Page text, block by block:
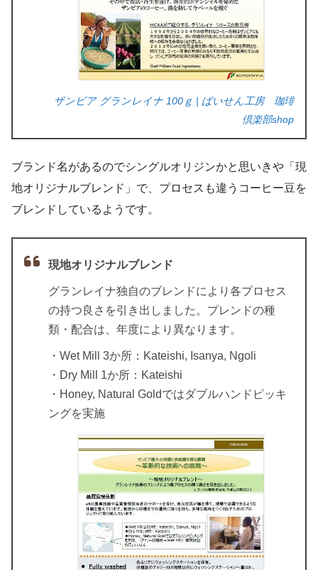
ザンビア グランレイナ 100ｇ | ばいせん工房 珈琲
倶楽部shop
ブランド名があるのでシングルオリジンかと思いきや「現
地オリジナルブレンド」で、プロセスも違うコーヒー豆を
ブレンドしているようです。
現地オリジナルブレンド
グランレイナ独自のブレンドにより各プロセス
の持つ良さを引き出しました。プレンドの種
類・配合は、年度により異なります。
・Wet Mill 3か所：Kateishi, Isanya, Ngoli
・Dry Mill 1か所：Kateishi
・Honey, Natural Goldではダブルハンドピッキ
ングを実施